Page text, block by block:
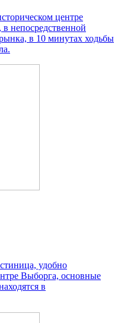
центре
непосредственной
в 10 минутах ходьбы
удобно
Выборга, основные
в